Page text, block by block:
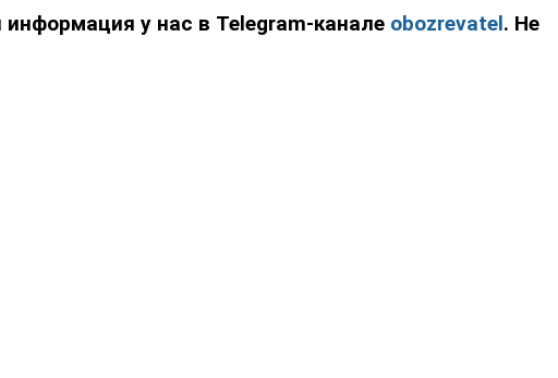
информация у нас в Telegram-канале obozrevatel. Не